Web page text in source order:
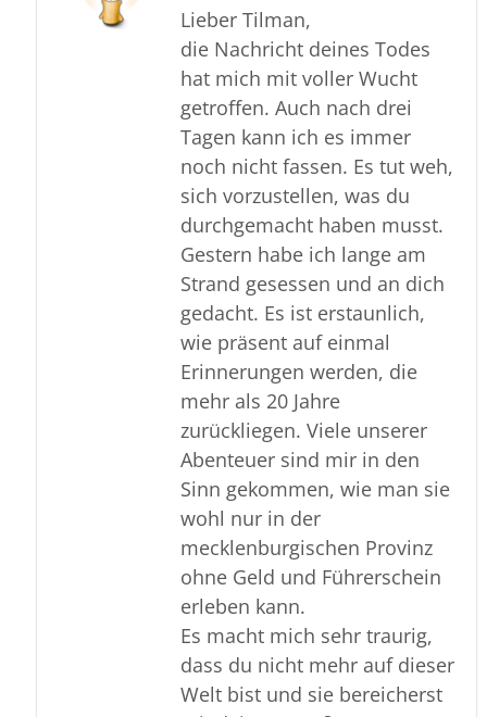
Lieber Tilman,
die Nachricht deines Todes
hat mich mit voller Wucht
getroffen. Auch nach drei
Tagen kann ich es immer
noch nicht fassen. Es tut weh,
sich vorzustellen, was du
durchgemacht haben musst.
Gestern habe ich lange am
Strand gesessen und an dich
gedacht. Es ist erstaunlich,
wie präsent auf einmal
Erinnerungen werden, die
mehr als 20 Jahre
zurückliegen. Viele unserer
Abenteuer sind mir in den
Sinn gekommen, wie man sie
wohl nur in der
mecklenburgischen Provinz
ohne Geld und Führerschein
erleben kann.
Es macht mich sehr traurig,
dass du nicht mehr auf dieser
Welt bist und sie bereicherst